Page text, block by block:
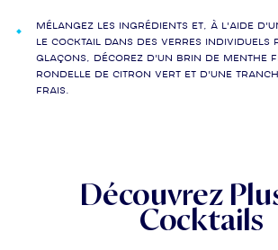
Mélangez les ingrédients et, à l'aide
le cocktail dans des verres individuels
glaçons, décorez d'un brin de menthe
rondelle de citron vert et d'une
frais.
Découvrez
Cocktails